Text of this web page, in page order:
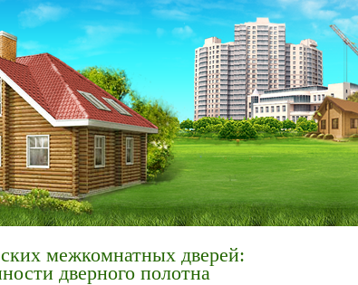
межкомнатных дверей:
дверного полотна